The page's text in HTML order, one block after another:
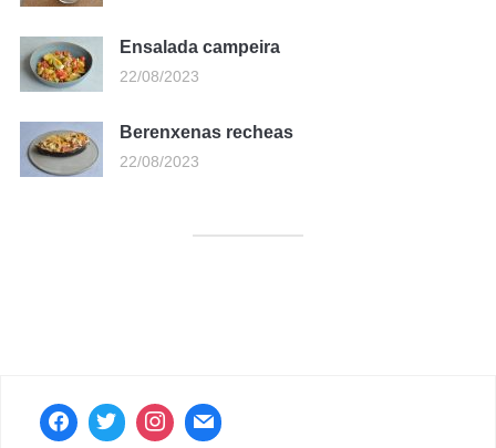
Ensalada campeira
22/08/2023
Berenxenas recheas
22/08/2023